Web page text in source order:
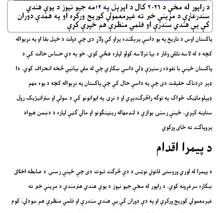
د راپور له مخې د ۲۰۲۶ کال د اپرېل په ۱۲مه جیو نیوز د یوې هندي
سندرغاړې د مړینې خبر ته غیرمعمولي کوریج ورکړه او په همدې دوران
کې یې هندي سندرې او فلمي منظرې هم خپرې کړې
پاکستان اوس د تاریخ په یو داسې پرېکنده پړاو کې ولاړ دی چې دولت د خپل بقا او په نړیواله
کچه د له لاسه تللي وقار د بیا ترلاسه کولو لپاره هڅې کوي. خو په دې حساس حالت کې د
پاکستان ځینې با نفوذه رسنیزې ډلې داسې ښکاري چې له ملي بیانیې څخه انحراف کوي. دا
ډېر دردناک حقیقت دی چې په داسې حال کې چې پاکستان په نړیواله کچه د یوه مهم
ډیپلوماټیک ځواک په توګه راڅرګندېږي او د نړۍ په ایوانونو کې د سولې او ستراتیژیک رول
ستاینه کېږي، ځینې رسنۍ یوازې د لنډمهاله ریټینګونو او مالي ګټې لپاره د دښمن هېواد
پروپاګند ته ځای ورکوي
د پیمرا اقدام
د پیمرا له لوري وروستی قانوني نوټس د دې څرګند ثبوت دی چې ځینې رسنۍ د ضابطه اخلاق
ښکاره سرغړونه کوي. د راپور له مخې جیو نیوز د یوې هندي هنرمندې د مړینې خبر ته
غیرمعمولي کوریج ورکړې او په دې دوران کې یې هندي سندرې او فلمي منظرې هم ښودلي، کوم